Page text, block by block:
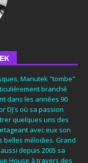
Manutek "tombe"
branché
dans les années 90
DJ's où sa passion
quelques uns des
avec eux son
belles mélodies. Grand
depuis 2005 sa
House à travers des